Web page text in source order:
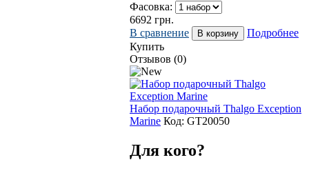
Фасовка:
6692 грн.
В сравнение
Подробнее
Купить
Отзывов (0)
Набор подарочный Thalgo Exception
Marine Код: GT20050
Для кого?